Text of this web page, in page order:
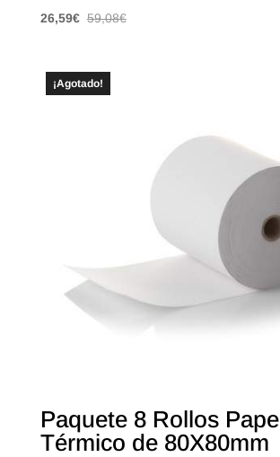
26,59€ 59,08€
¡Agotado!
Paquete 8 Rollos
Térmico de 80X80mm